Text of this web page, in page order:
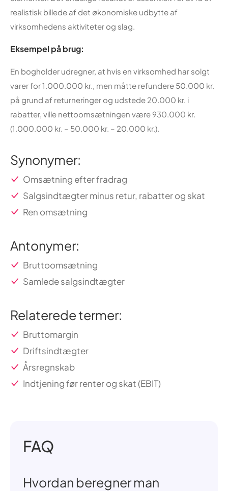
realistisk billede af det økonomiske udbytte af
virksomhedens aktiviteter og slag.
Eksempel på brug:
En bogholder udregner, at hvis en virksomhed har solgt
varer for 1.000.000 kr., men måtte refundere 50.000 kr.
på grund af returneringer og udstede 20.000 kr. i
rabatter, ville nettoomsætningen være 930.000 kr.
(1.000.000 kr. – 50.000 kr. – 20.000 kr.).
Synonymer:
Omsætning efter fradrag
Salgsindtægter minus retur, rabatter og skat
Ren omsætning
Antonymer:
Bruttoomsætning
Samlede salgsindtægter
Relaterede termer:
Bruttomargin
Driftsindtægter
Årsregnskab
Indtjening før renter og skat (EBIT)
FAQ
Hvordan beregner man